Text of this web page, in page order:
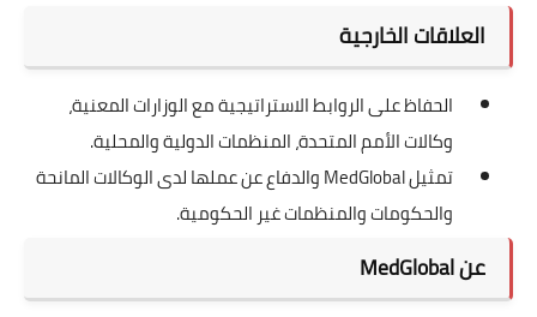
العلاقات الخارجية
الحفاظ على الروابط الاستراتيجية مع الوزارات المعنية،
وكالات الأمم المتحدة، المنظمات الدولية والمحلية.
تمثيل MedGlobal والدفاع عن عملها لدى الوكالات المانحة
والحكومات والمنظمات غير الحكومية.
عن MedGlobal